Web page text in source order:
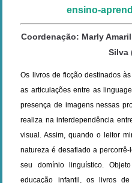
ensino-
Coordenação: Marly
Silva
Os livros de ficção destinados
as articulações entre as
presença de imagens nessas
realiza na interdependência
visual. Assim, quando o leitor
natureza é desafiado a
seu domínio linguístico.
educação infantil, os livros